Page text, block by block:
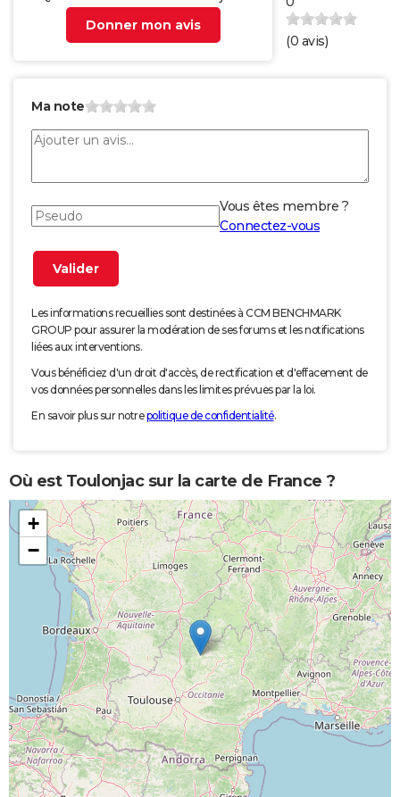
Donner mon avis
(0 avis)
Ma note
Vous êtes membre ?
Connectez-vous
Les informations recueillies sont destinées à CCM BENCHMARK
GROUP pour assurer la modération de ses forums et les notifications
liées aux interventions.
Vous bénéficiez d'un droit d'accès, de rectification et d'effacement de
vos données personnelles dans les limites prévues par la loi.
En savoir plus sur notrepolitique de confidentialité.
Où est Toulonjac sur la carte de France ?
+
−